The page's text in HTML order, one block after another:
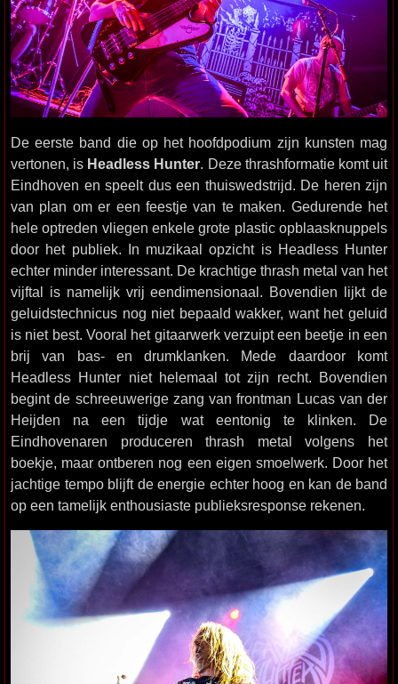
De eerste band die op het hoofdpodium zijn kunsten mag
vertonen, is Headless Hunter. Deze thrashformatie komt uit
Eindhoven en speelt dus een thuiswedstrijd. De heren zijn
van plan om er een feestje van te maken. Gedurende het
hele optreden vliegen enkele grote plastic opblaasknuppels
door het publiek. In muzikaal opzicht is Headless Hunter
echter minder interessant. De krachtige thrash metal van het
vijftal is namelijk vrij eendimensionaal. Bovendien lijkt de
geluidstechnicus nog niet bepaald wakker, want het geluid
is niet best. Vooral het gitaarwerk verzuipt een beetje in een
brij van bas- en drumklanken. Mede daardoor komt
Headless Hunter niet helemaal tot zijn recht. Bovendien
begint de schreeuwerige zang van frontman Lucas van der
Heijden na een tijdje wat eentonig te klinken. De
Eindhovenaren produceren thrash metal volgens het
boekje, maar ontberen nog een eigen smoelwerk. Door het
jachtige tempo blijft de energie echter hoog en kan de band
op een tamelijk enthousiaste publieksresponse rekenen.